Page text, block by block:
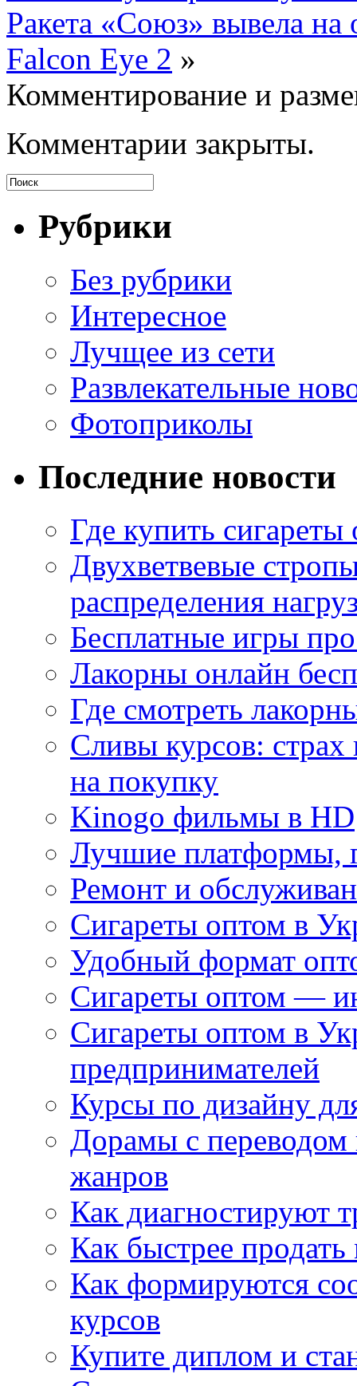
Ракета «Союз» вывела на
Falcon Eye 2 »
Комментирование и
Комментарии закрыты.
Рубрики
Без рубрики
Интересное
Лучщее из сети
Развлекательные
Фотоприколы
Последние новости
Где купить
Двухветвевые
распределения
Бесплатные игры
Лакорны онлайн
Где смотреть
Сливы курсов:
на покупку
Kinogo фильмы в HD
Лучшие платформы,
Ремонт и
Сигареты оптом в
Удобный формат
Сигареты оптом —
Сигареты оптом в
предпринимателей
Курсы по дизайну
Дорамы с переводом
жанров
Как диагностируют
Как быстрее
Как формируются
курсов
Купите диплом и